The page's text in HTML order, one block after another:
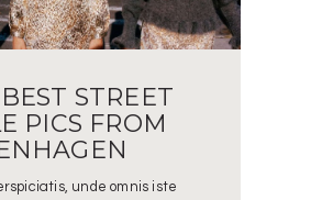
STREET
PICS FROM
unde omnis iste